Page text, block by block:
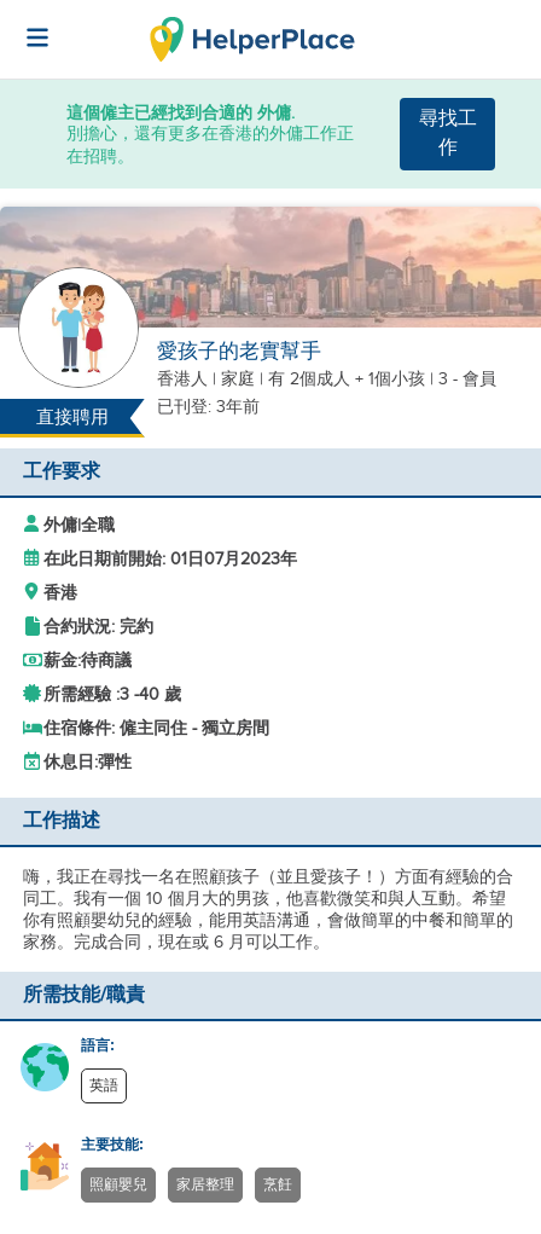
這個僱主已經找到合適的 外傭.
別擔心，還有更多在香港的外傭工作正
在招聘。
尋找工
作
直接聘用
愛孩子的老實幫手
香港人 | 家庭 | 有 2個成人 + 1個小孩 | 3 - 會員
已刊登: 3年前
工作要求
外傭|全職
在此日期前開始: 01日07月2023年
香港
合約狀況: 完約
薪金:待商議
所需經驗 :3 -40 歲
住宿條件: 僱主同住 - 獨立房間
休息日:彈性
工作描述
嗨，我正在尋找一名在照顧孩子（並且愛孩子！）方面有經驗的合
同工。我有一個 10 個月大的男孩，他喜歡微笑和與人互動。希望
你有照顧嬰幼兒的經驗，能用英語溝通，會做簡單的中餐和簡單的
家務。完成合同，現在或 6 月可以工作。
所需技能/職責
語言:
英語
主要技能:
照顧嬰兒 家居整理 烹飪